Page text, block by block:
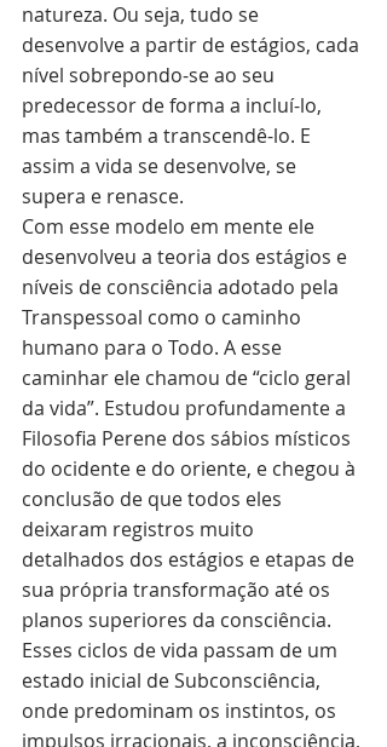
natureza. Ou seja, tudo se
desenvolve a partir de estágios, cada
nível sobrepondo-se ao seu
predecessor de forma a incluí-lo,
mas também a transcendê-lo. E
assim a vida se desenvolve, se
supera e renasce.
Com esse modelo em mente ele
desenvolveu a teoria dos estágios e
níveis de consciência adotado pela
Transpessoal como o caminho
humano para o Todo. A esse
caminhar ele chamou de “ciclo geral
da vida”. Estudou profundamente a
Filosofia Perene dos sábios místicos
do ocidente e do oriente, e chegou à
conclusão de que todos eles
deixaram registros muito
detalhados dos estágios e etapas de
sua própria transformação até os
planos superiores da consciência.
Esses ciclos de vida passam de um
estado inicial de Subconsciência,
onde predominam os instintos, os
impulsos irracionais, a inconsciência,